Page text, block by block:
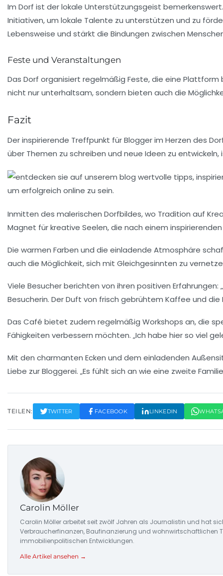
Im Dorf ist der lokale Unterstützungsgeist
Initiativen, um lokale Talente zu unterstützen und zu
Lebensweise und stärkt die Bindungen zwischen
Feste und Veranstaltungen
Das Dorf organisiert regelmäßig Feste, die eine
nicht nur unterhaltsam, sondern bieten auch die
Fazit
Der inspirierende Treffpunkt für Blogger im Herzen des
über Themen zu schreiben und neue Ideen zu
Inmitten des malerischen Dorfbildes, wo Tradition auf
Magnet für kreative Seelen, die nach einem
Die warmen Farben und die einladende Atmosphäre
auch die Möglichkeit, sich mit Gleichgesinnten zu
Viele Besucher berichten von ihren positiven
Besucherin. Der Duft von frisch gebrühtem Kaffee und
Das Café bietet zudem regelmäßig Workshops an, die
Fähigkeiten verbessern möchten. „Ich habe hier so viel
Mit den charmanten Ecken und dem einladenden
Liebe zur Bloggerei. „Es fühlt sich an wie eine zweite
TEILEN: TWITTER FACEBOOK LINKEDIN
Carolin Möller
Carolin Möller arbeitet seit zwölf Jahren als Journalistin und hat
Verbraucherfinanzen, Baufinanzierung und wohnwirtschaftlichen
immobilienpolitischen Entwicklungen.
Alle Artikel ansehen →